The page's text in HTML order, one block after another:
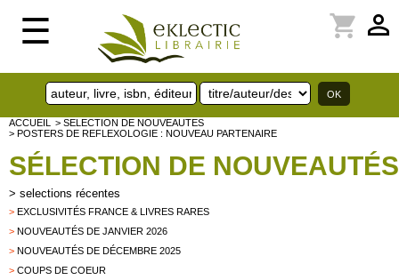
☰ perm_identity
shopping_cart
ACCUEIL
> SELECTION DE NOUVEAUTES
> POSTERS DE REFLEXOLOGIE : NOUVEAU PARTENAIRE
SÉLECTION DE NOUVEAUTÉS
> selections récentes
> EXCLUSIVITÉS FRANCE & LIVRES RARES
> NOUVEAUTÉS DE JANVIER 2026
> NOUVEAUTÉS DE DÉCEMBRE 2025
> COUPS DE COEUR